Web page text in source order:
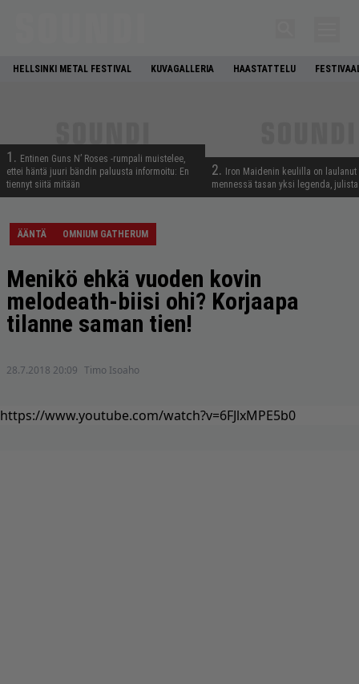
HELLSINKI METAL FESTIVAL KUVAGALLERIA HAASTATTELU
1. Entinen Guns N’ Roses -rumpali muistelee,
ettei häntä juuri bändin paluusta informoitu: En
tiennyt siitä mitään
2.
Iron Maidenin keulilla on laulanut
mennessä tasan yksi legenda,
ÄÄNTÄ OMNIUM GATHERUM
Menikö ehkä vuoden kovin
melodeath-biisi ohi? Korjaapa
tilanne saman tien!
28.7.2018 20:09 Timo Isoaho
https://www.youtube.com/watch?v=6FJlxMPE5b0